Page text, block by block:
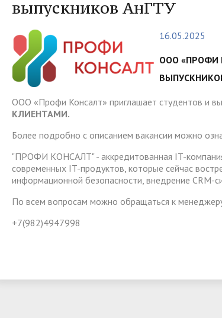
поддержки обучающихся
Вакантные места для приема
(перевода)
Внутренняя система оценки
Служба содействия
трудоустройству
Меры противодействия коррупции
Обращения граждан и организаций
в форме электронного документа в
ФГБОУ ВО "АнГТУ"
Общежитие
Личный прием граждан «Стартап
Особенности приема по отдельной
квоте
Для
областей
"Студенческое" разрешение на
временное проживание для
иностранцев
Для
выпускников АнГТУ
16.05.2025
ООО «ПРОФИ
ООО «Профи Консалт» приглашает студентов и
КЛИЕНТАМИ.
Более подробно с описанием вакансии можно
"ПРОФИ КОНСАЛТ" - аккредитованная IT-
современных IT-продуктов, которые сейчас
информационной безопасности, внедрение CRM-
По всем вопросам можно обращаться к
+7(982)4947998